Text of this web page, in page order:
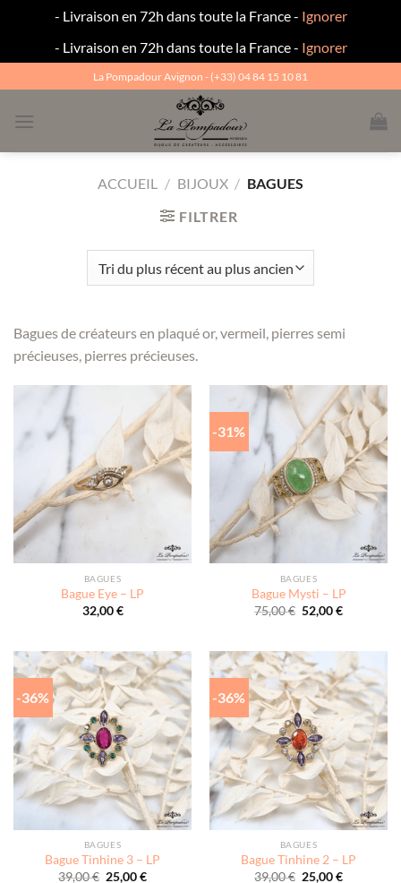
- Livraison en 72h dans toute la France - Ignorer
- Livraison en 72h dans toute la France - Ignorer
au
contenu
La Pompadour Avignon - (+33) 04 84 15 10 81
ACCUEIL / BIJOUX / BAGUES
FILTRER
Bagues de créateurs en plaqué or, vermeil, pierres semi
précieuses, pierres précieuses.
BAGUES
Bague Eye – LP
32,00€
-31%
BAGUES
Bague Mysti – LP
75,00€ Le
prix
75,00 €.
52,00€Le
52,00 €.
-36%
BAGUES
Bague Tinhine 3 – LP
39,00€ Le
25,00€Le
-36%
BAGUES
Bague Tinhine 2 – LP
39,00€ Le
25,00€Le